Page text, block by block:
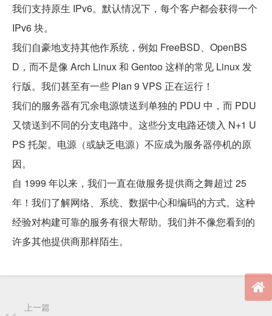
我们支持原生 IPv6。默认情况下，每个客户都会获得一个
IPv6 块。
我们自豪地支持其他作系统，例如 FreeBSD、OpenBS
D，而不是像 Arch Linux 和 Gentoo 这样的常见 Linux 发
行版。我们甚至有一些 Plan 9 VPS 正在运行！
我们的服务器有冗余电源馈送到单独的 PDU 中，而 PDU
又馈送到不同的分支电路中。这些分支电路还馈入 N+1 U
PS 托架。电源（或缺乏电源）不应成为服务器停机的原
因。
自 1999 年以来，我们一直在做服务提供商之舞超过 25
年！我们了解网络、系统、数据中心和编码的方式。这种
经验对构建可靠的服务有很大帮助。我们并不像您看到的
许多其他提供商那样陌生。
上一篇